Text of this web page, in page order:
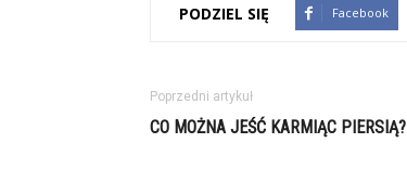
PODZIEL SIĘ Facebook
Poprzedni artykuł
CO MOŻNA JEŚĆ KARMIĄC PIERSIĄ?